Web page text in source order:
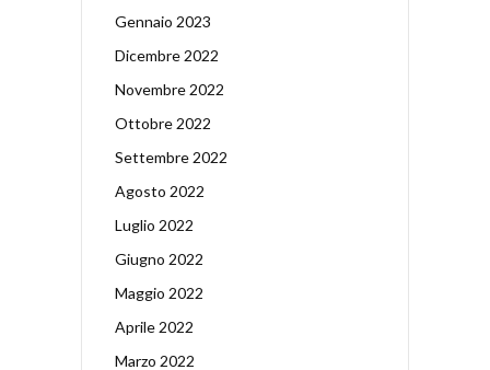
Gennaio 2023
Dicembre 2022
Novembre 2022
Ottobre 2022
Settembre 2022
Agosto 2022
Luglio 2022
Giugno 2022
Maggio 2022
Aprile 2022
Marzo 2022